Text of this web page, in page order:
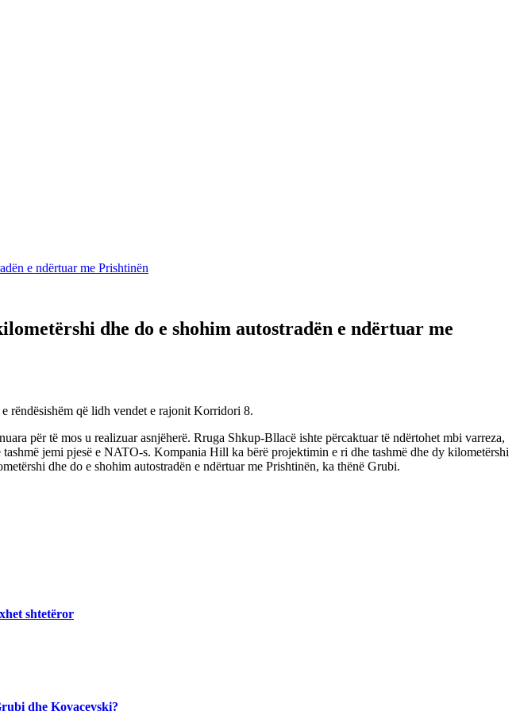
e ndërtuar me Prishtinën
dhe do e shohim autostradën e ndërtuar me
rëndësishëm që lidh vendet e rajonit Korridori 8.
për të mos u realizuar asnjëherë. Rruga Shkup-Bllacë ishte përcaktuar të ndërtohet mbi varreza,
jemi pjesë e NATO-s. Kompania Hill ka bërë projektimin e ri dhe tashmë dhe dy kilometërshi
dhe do e shohim autostradën e ndërtuar me Prishtinën, ka thënë Grubi.
shtetëror
dhe Kovaçevski?